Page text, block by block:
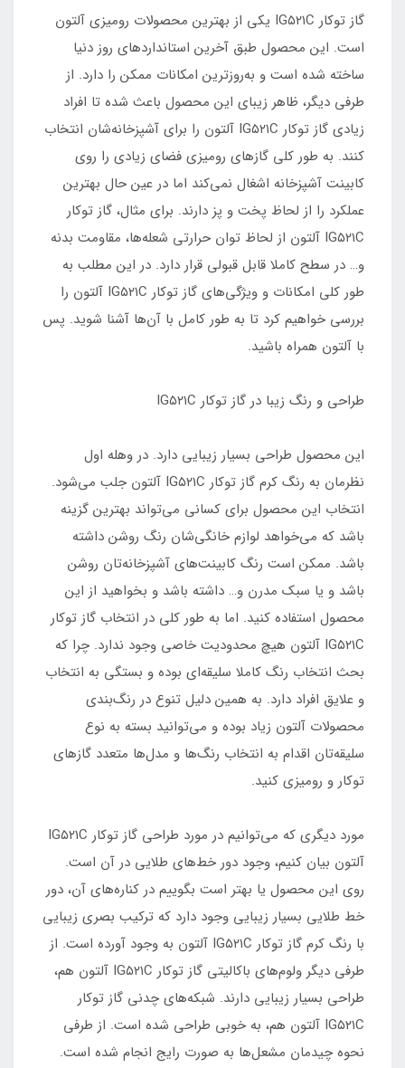
گاز توکار IG۵۲۱C یکی از بهترین محصولات رومیزی آلتون
است. این محصول طبق آخرین استانداردهای روز دنیا
ساخته شده است و به‌روزترین امکانات ممکن را دارد. از
طرفی دیگر، ظاهر زیبای این محصول باعث شده تا افراد
زیادی گاز توکار IG۵۲۱C آلتون را برای آشپزخانه‌شان انتخاب
کنند. به طور کلی گازهای رومیزی فضای زیادی را روی
کابینت آشپزخانه اشغال نمی‌کند اما در عین حال بهترین
عملکرد را از لحاظ پخت و پز دارند. برای مثال، گاز توکار
IG۵۲۱C آلتون از لحاظ توان حرارتی شعله‌ها، مقاومت بدنه
و… در سطح کاملا قابل قبولی قرار دارد. در این مطلب به
طور کلی امکانات و ویژگی‌های گاز توکار IG۵۲۱C آلتون را
بررسی خواهیم کرد تا به طور کامل با آن‌ها آشنا شوید. پس
با آلتون همراه باشید.
طراحی و رنگ زیبا در گاز توکار IG۵۲۱C
این محصول طراحی بسیار زیبایی دارد. در وهله اول
نظرمان به رنگ کرم گاز توکار IG۵۲۱C آلتون جلب می‌شود.
انتخاب این محصول برای کسانی می‌تواند بهترین گزینه
باشد که می‌خواهد لوازم خانگی‌شان رنگ روشن داشته
باشد. ممکن است رنگ کابینت‌های آشپزخانه‌تان روشن
باشد و یا سبک مدرن و… داشته باشد و بخواهید از این
محصول استفاده کنید. اما به طور کلی در انتخاب گاز توکار
IG۵۲۱C آلتون هیچ محدودیت خاصی وجود ندارد. چرا که
بحث انتخاب رنگ کاملا سلیقه‌ای بوده و بستگی به انتخاب
و علایق افراد دارد. به همین دلیل تنوع در رنگ‌بندی
محصولات آلتون زیاد بوده و می‌توانید بسته به نوع
سلیقه‌تان اقدام به انتخاب رنگ‌ها و مدل‌ها متعدد گازهای
توکار و رومیزی کنید.
مورد دیگری که می‌توانیم در مورد طراحی گاز توکار IG۵۲۱C
آلتون بیان کنیم، وجود دور خط‌های طلایی در آن است.
روی این محصول یا بهتر است بگوییم در کناره‌های آن، دور
خط طلایی بسیار زیبایی وجود دارد که ترکیب بصری زیبایی
با رنگ کرم گاز توکار IG۵۲۱C آلتون به وجود آورده است. از
طرفی دیگر ولوم‌های باکالیتی گاز توکار IG۵۲۱C آلتون هم،
طراحی بسیار زیبایی دارند. شبکه‌های چدنی گاز توکار
IG۵۲۱C آلتون هم، به خوبی طراحی شده است. از طرفی
نحوه چیدمان مشعل‌ها به صورت رایج انجام شده است.